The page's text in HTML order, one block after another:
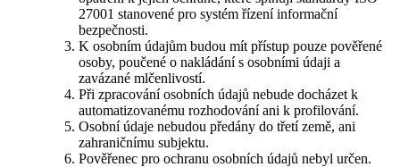
27001 stanovené pro systém řízení informační
bezpečnosti.
K osobním údajům budou mít přístup pouze pověřené
osoby, poučené o nakládání s osobními údaji a
zavázané mlčenlivostí.
Při zpracování osobních údajů nebude docházet k
automatizovanému rozhodování ani k profilování.
Osobní údaje nebudou předány do třetí země, ani
zahraničnímu subjektu.
Pověřenec pro ochranu osobních údajů nebyl určen.